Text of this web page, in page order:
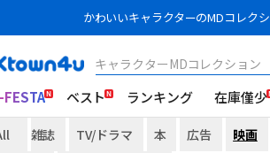
かわいいキャラクターのMDコレク
キャラクターMDコレクション
FESTA ベスト ランキング 在庫僅少
雑誌 TV/ドラマ 本 広告 映画